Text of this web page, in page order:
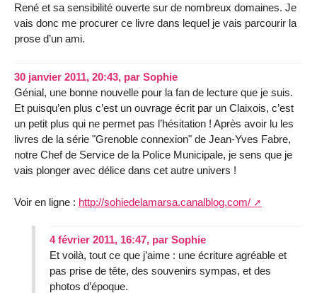
René et sa sensibilité ouverte sur de nombreux domaines. Je
vais donc me procurer ce livre dans lequel je vais parcourir la
prose d’un ami.
30 janvier 2011, 20:43, par Sophie
Génial, une bonne nouvelle pour la fan de lecture que je suis.
Et puisqu’en plus c’est un ouvrage écrit par un Claixois, c’est
un petit plus qui ne permet pas l’hésitation ! Après avoir lu les
livres de la série "Grenoble connexion" de Jean-Yves Fabre,
notre Chef de Service de la Police Municipale, je sens que je
vais plonger avec délice dans cet autre univers !
Voir en ligne : http://sohiedelamarsa.canalblog.com/
4 février 2011, 16:47, par Sophie
Et voilà, tout ce que j’aime : une écriture agréable et
pas prise de tête, des souvenirs sympas, et des
photos d’époque.